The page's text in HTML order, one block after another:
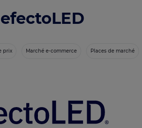
prix Marché e-commerce Places de marché